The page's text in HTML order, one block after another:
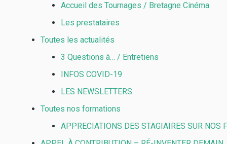
Accueil des Tournages / Bretagne Cinéma
Les prestataires
Toutes les actualités
3 Questions à… / Entretiens
INFOS COVID-19
LES NEWSLETTERS
Toutes nos formations
APPRECIATIONS DES STAGIAIRES SUR NOS